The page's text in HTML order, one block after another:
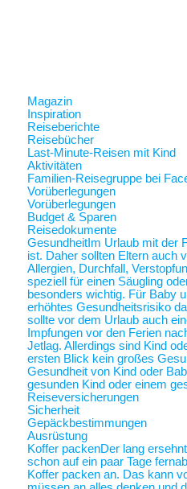
Magazin
Inspiration
Reiseberichte
Reisebücher
Last-Minute-Reisen mit Kind
Aktivitäten
Familien-Reisegruppe bei
Vorüberlegungen
Vorüberlegungen
Budget & Sparen
Reisedokumente
Gesundheit Im Urlaub mit der
ist. Daher sollten Eltern auch
Allergien, Durchfall,
speziell für einen Säugling
besonders wichtig. Für Baby
erhöhtes Gesundheitsrisiko
sollte vor dem Urlaub auch
Impfungen vor den Ferien
Jetlag. Allerdings sind Kind
ersten Blick kein großes
Gesundheit von Kind oder
gesunden Kind oder einem
Reiseversicherungen
Sicherheit
Gepäckbestimmungen
Ausrüstung
Koffer packenDer lang
schon auf ein paar Tage
Koffer packen an. Das kann